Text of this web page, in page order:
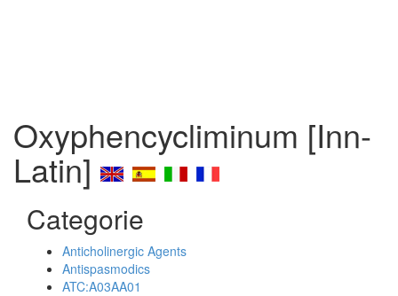
Oxyphencycliminum [Inn-
Latin]
Categorie
Anticholinergic Agents
Antispasmodics
ATC:A03AA01